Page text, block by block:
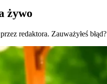
żywo
redaktora. Zauważyłeś błąd?